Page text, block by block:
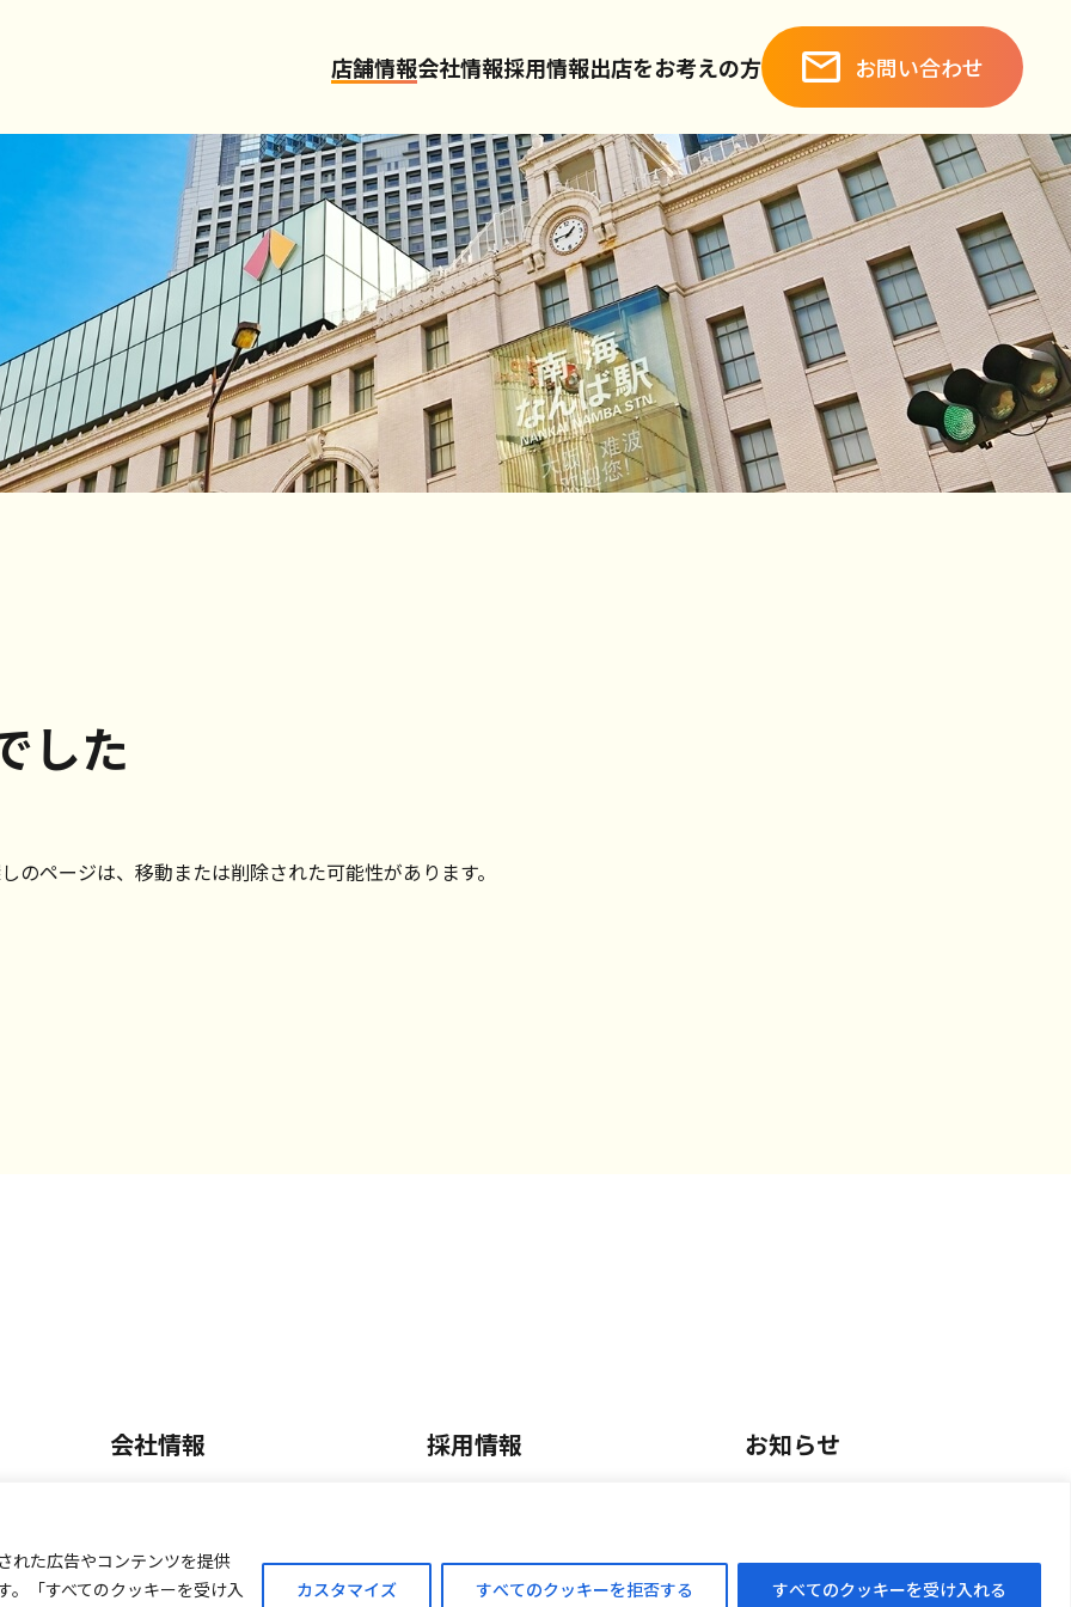
れた広告やコンテンツを提供
「すべてのクッキーを受け入
カスタマイズ すべてのクッキーを拒否する すべてのクッキーを受け入れる
店舗情報会社情報採用情報出店をお考えの方 お問い合わせ
した
のページは、移動または削除された可能性があります。
内
会社情報
事業内容
外商販売
採用情報 お知らせ